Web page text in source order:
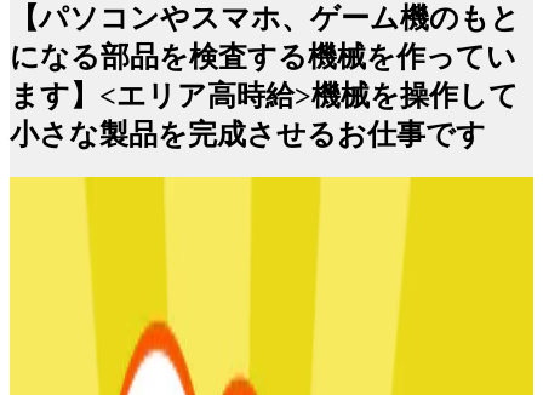
【パソコンやスマホ、ゲーム機のもと
になる部品を検査する機械を作ってい
ます】<エリア高時給>機械を操作して
小さな製品を完成させるお仕事です